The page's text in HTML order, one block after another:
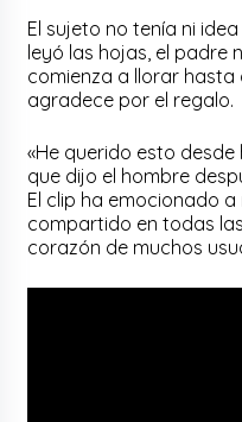
El sujeto no tenía ni
leyó las hojas, el padre
comienza a llorar hasta
agradece por el regalo.
«He querido esto
que dijo el hombre
El clip ha emocionado
compartido en todas
corazón de muchos